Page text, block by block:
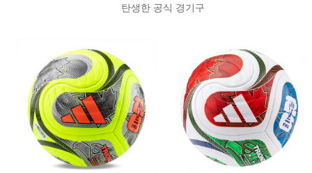
탄생한 공식 경기구